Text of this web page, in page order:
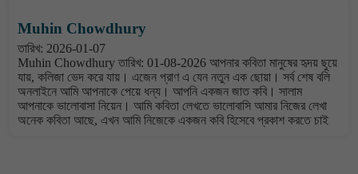
Muhin Chowdhury
তারিখ: 2026-01-07
Muhin Chowdhury তারিখ: 01-08-2026 আপনার কবিতা মানুষের হৃদয় ছুয়ে
যায়, কলিজা ভেদ করে যায়। এজেন প্রাণ এ যেন নতুন এক ছোয়া। সর্ব শেষ বলি
অনলাইনে আমি আপনাকে পেয়ে ধন্য। আপনি একজন জাত কবি। সালাম
আপনাকে ভালোবাসা নিয়েন। আমি কবিতা লেখতে ভালোবাসি আমার নিজের লেখা
অনেক কবিতা আছে, এখন আমি নিজেকে একজন কবি হিসেবে প্রকাশ করতে চাই